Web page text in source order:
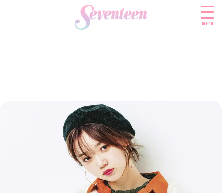
menu
ファッションニュース
ビューティニュース
トレンドメイク
ヘアアレンジ・ヘアケア
スクールニュース
ENTERTAINMENT
エンタメニュース